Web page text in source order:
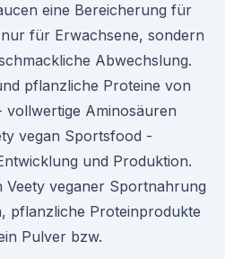
eine Bereicherung für
für Erwachsene, sondern
Abwechslung.
pflanzliche Proteine von
vollwertige Aminosäuren
vegan Sportsfood -
und Produktion.
Veety veganer Sportnahrung
pflanzliche Proteinprodukte
Pulver bzw.